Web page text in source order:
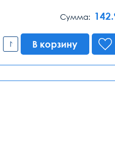
Сумма:
В корзину